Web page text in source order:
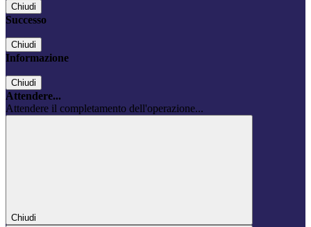
Chiudi
Successo
Chiudi
Informazione
Chiudi
Attendere...
Attendere il completamento dell'operazione...
Chiudi